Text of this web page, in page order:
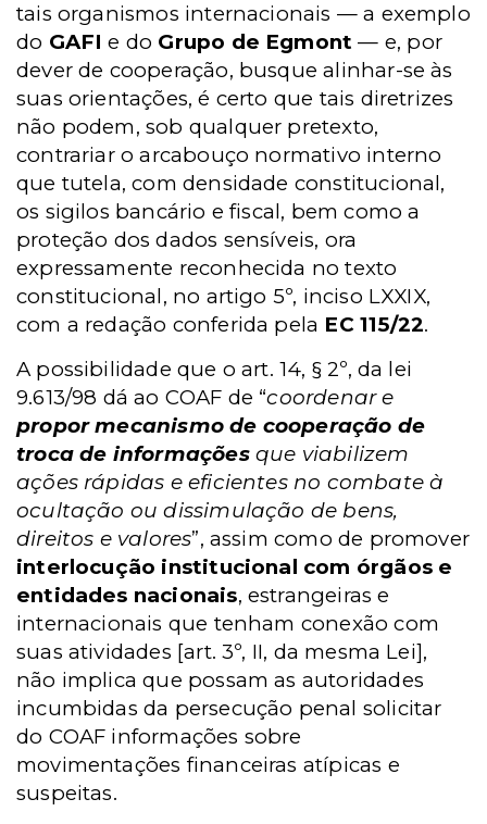
tais organismos internacionais — a exemplo
do GAFI e do Grupo de Egmont — e, por
dever de cooperação, busque alinhar-se às
suas orientações, é certo que tais diretrizes
não podem, sob qualquer pretexto,
contrariar o arcabouço normativo interno
que tutela, com densidade constitucional,
os sigilos bancário e fiscal, bem como a
proteção dos dados sensíveis, ora
expressamente reconhecida no texto
constitucional, no artigo 5º, inciso LXXIX,
com a redação conferida pela EC 115/22.
A possibilidade que o art. 14, § 2º, da lei
9.613/98 dá ao COAF de “coordenar e
propor mecanismo de cooperação de
troca de informaçõesque viabilizem
ações rápidas e eficientes no combate à
ocultação ou dissimulação de bens,
direitos e valores”, assim como de promover
interlocução institucional com órgãos e
entidades nacionais, estrangeiras e
internacionais que tenham conexão com
suas atividades [art. 3º, II, da mesma Lei],
não implica que possam as autoridades
incumbidas da persecução penal solicitar
do COAF informações sobre
movimentações financeiras atípicas e
suspeitas.